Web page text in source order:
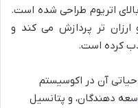
اتریوم طراحی شده است.
ارزان تر پردازش می کند و
آن در اکوسیستم
دهندگان، و پتانسیل